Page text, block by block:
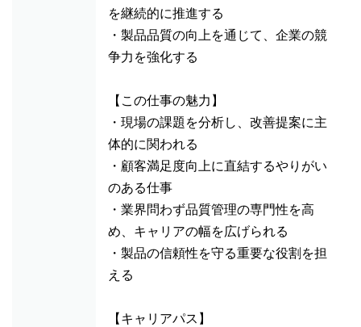
を継続的に推進する
・製品品質の向上を通じて、企業の競
争力を強化する
【この仕事の魅力】
・現場の課題を分析し、改善提案に主
体的に関われる
・顧客満足度向上に直結するやりがい
のある仕事
・業界問わず品質管理の専門性を高
め、キャリアの幅を広げられる
・製品の信頼性を守る重要な役割を担
える
【キャリアパス】